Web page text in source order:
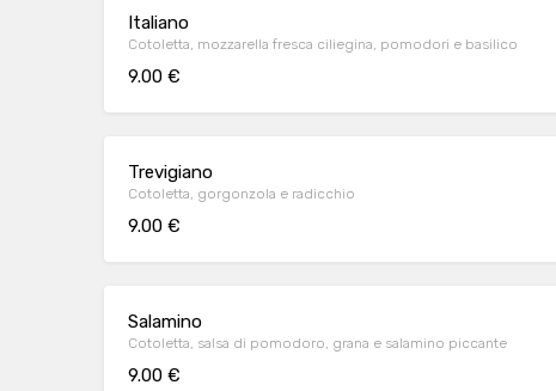
Italiano
Cotoletta, mozzarella fresca ciliegina, pomodori e basilico
9.00 €
Trevigiano
Cotoletta, gorgonzola e radicchio
9.00 €
Salamino
Cotoletta, salsa di pomodoro, grana e salamino piccante
9.00 €